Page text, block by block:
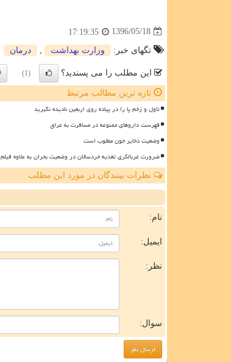
1396/05/18
17:19:35
تگهای خبر: وزارت بهداشت درمان
این مطلب را می پسندید؟ (1)
تازه ترین مطالب مرتبط
تاول و زخم پا را در پیاده روی اربعین نادیده نگیرید
فهرست داروهای ممنوعه در مسافرت به عراق
وضعیت ذخایر خون مطلوب است
ضرورت غربالگری تغذیه خردسالان در وضعیت بحران به علاوه فیلم
نظرات بینندگان در مورد این مطلب
نام:
ایمیل:
نظر:
سوال: